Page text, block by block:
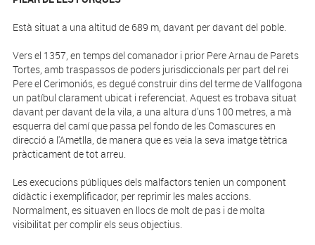
Està situat a una altitud de 689 m, davant per davant del poble.
Vers el 1357, en temps del comanador i prior Pere Arnau de Parets
Tortes, amb traspassos de poders jurisdiccionals per part del rei
Pere el Cerimoniós, es degué construir dins del terme de Vallfogona
un patíbul clarament ubicat i referenciat. Aquest es trobava situat
davant per davant de la vila, a una altura d'uns 100 metres, a mà
esquerra del camí que passa pel fondo de les Comascures en
direcció a l'Ametlla, de manera que es veia la seva imatge tètrica
pràcticament de tot arreu.
Les execucions públiques dels malfactors tenien un component
didàctic i exemplificador, per reprimir les males accions.
Normalment, es situaven en llocs de molt de pas i de molta
visibilitat per complir els seus objectius.